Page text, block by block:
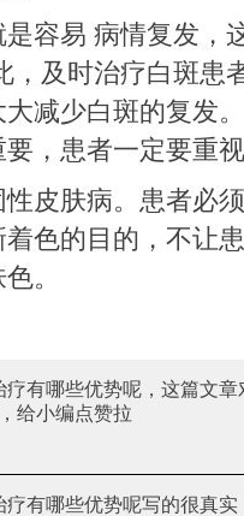
易 病情复发，
，及时治疗白斑患
减少白斑的复发
，患者一定要重
肤病。患者必须
色的目的，不让
。
疗有哪些优势呢，这篇文章
给小编点赞拉
疗有哪些优势呢写的很真实